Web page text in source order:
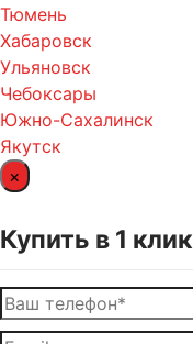
Тюмень
Хабаровск
Ульяновск
Чебоксары
Южно-Сахалинск
Якутск
×
Купить в 1 клик